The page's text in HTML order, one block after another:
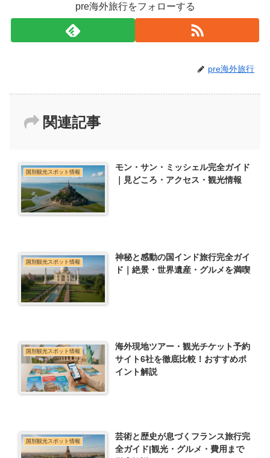
pre海外旅行をフォローする
pre海外旅行
関連記事
国別観光スポット情報
モン・サン・ミッシェル完全ガイド
｜見どころ・アクセス・観光情報
国別観光スポット情報
神秘と感動の国インド旅行完全ガイ
ド｜絶景・世界遺産・グルメを満喫
国別観光スポット情報
海外現地ツアー・観光チケット予約
サイト6社を徹底比較！おすすめポ
イント解説
国別観光スポット情報
芸術と歴史が息づくフランス旅行完
全ガイド|観光・グルメ・費用まで